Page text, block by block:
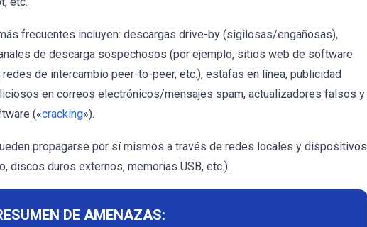
frecuentes incluyen: descargas drive-by (sigilosas/engañosas),
de descarga sospechosos (por ejemplo, sitios web de software
de intercambio peer-to-peer, etc.), estafas en línea, publicidad
en correos electrónicos/mensajes spam, actualizadores falsos y
(«cracking»).
propagarse por sí mismos a través de redes locales y dispositivos
discos duros externos, memorias USB, etc.).
DE AMENAZAS: